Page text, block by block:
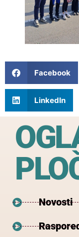
Facebook
LinkedIn
Novosti